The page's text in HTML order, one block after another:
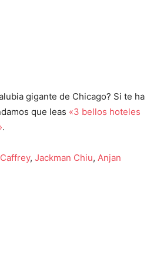
gigante de Chicago? Si te ha
que leas «3 bellos hoteles
.
, Jackman Chiu, Anjan